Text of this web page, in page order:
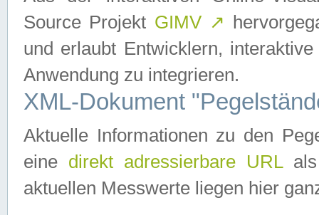
Source Projekt GIMV ↗
und erlaubt Entwicklern,
Anwendung zu integrieren.
XML-Dokument
Aktuelle Informationen zu den
eine direkt adressierbare URLals
aktuellen Messwerte liegen hier